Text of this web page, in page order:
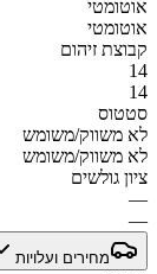
אוטומטי
אוטומטי
קבוצת זיהום
14
14
סטטוס
לא משווק/משומש
לא משווק/משומש
ציון גולשים
—
—
מחירים ועלויות